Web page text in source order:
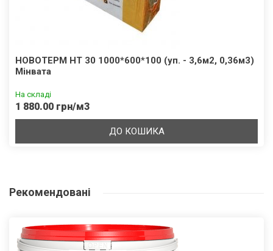
НОВОТЕРМ НТ 30 1000*600*100 (уп. - 3,6м2, 0,36м3)
Мінвата
На складі
1 880.00 грн/м3
ДО КОШИКА
Рекомендовані